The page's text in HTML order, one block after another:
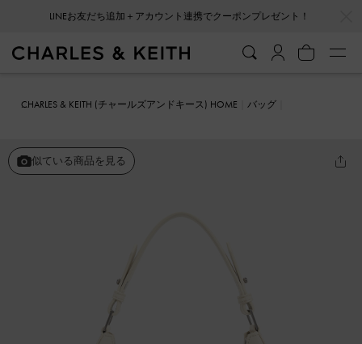
CHARLES & KEITH (チャールズアンドキース) HOME
バッグ
似ている商品を見る